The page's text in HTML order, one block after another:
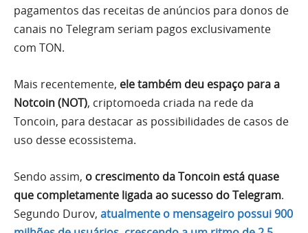
pagamentos das receitas de anúncios para donos de
canais no Telegram seriam pagos exclusivamente
com TON.
Mais recentemente, ele também deu espaço para a
Notcoin (NOT), criptomoeda criada na rede da
Toncoin, para destacar as possibilidades de casos de
uso desse ecossistema.
Sendo assim, o crescimento da Toncoin está quase
que completamente ligada ao sucesso do Telegram.
Segundo Durov, atualmente o mensageiro possui 900